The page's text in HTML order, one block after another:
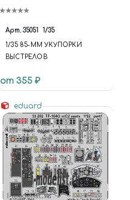
Арт. 35051 1/35
1/35 85-ММ УКУПОРКИ
ВЫСТРЕЛОВ
от 355 ₽
eduard